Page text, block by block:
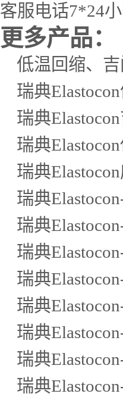
客服电话7*24小
更多产品：
低温回缩、吉
瑞典
瑞典
瑞典
瑞典
瑞典
瑞典
瑞典
瑞典
瑞典
瑞典
瑞典
瑞典